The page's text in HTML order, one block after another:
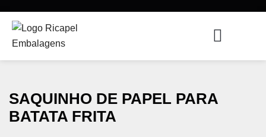
SAQUINHO DE PAPEL PARA
BATATA FRITA